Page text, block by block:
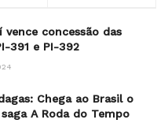
vence concessão das
391 e PI-392
Chega ao Brasil o
A Roda do Tempo